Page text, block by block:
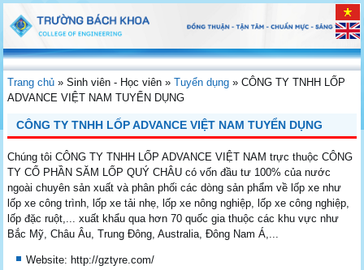
Trang chủ »Sinh viên - Học viên »Tuyển dụng »CÔNG TY TNHH LỐP
ADVANCE VIỆT NAM TUYỂN DỤNG
CÔNG TY TNHH LỐP ADVANCE VIỆT NAM TUYỂN DỤNG
Chúng tôi CÔNG TY TNHH LỐP ADVANCE VIỆT NAM trực thuộc CÔNG
TY CỔ PHẦN SĂM LỐP QUÝ CHÂU có vốn đầu tư 100% của nước
ngoài chuyên sản xuất và phân phối các dòng sản phẩm về lốp xe như
lốp xe công trình, lốp xe tải nhẹ, lốp xe nông nghiệp, lốp xe công nghiệp,
lốp đặc ruột,... xuất khẩu qua hơn 70 quốc gia thuộc các khu vực như
Bắc Mỹ, Châu Âu, Trung Đông, Australia, Đông Nam Á,...
Website: http://gztyre.com/